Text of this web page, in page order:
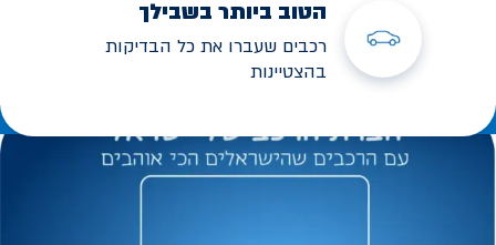
הטוב ביותר בשבילך
רכבים שעברו את כל הבדיקות
בהצטיינות